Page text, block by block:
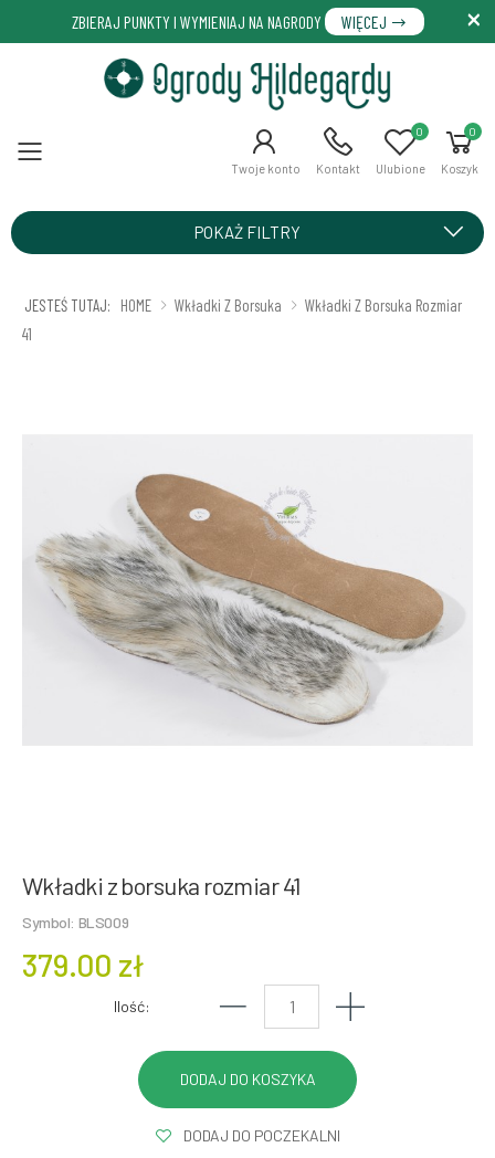
ZBIERAJ PUNKTY I WYMIENIAJ NA NAGRODY WIĘCEJ
Menu Twoje konto Kontakt Ulubione
0 0
Koszyk
POKAŻ FILTRY
JESTEŚ TUTAJ: HOME Wkładki Z Borsuka
Wkładki Z Borsuka Rozmiar
41
Wkładki z borsuka rozmiar 41
Symbol: BLS009
379.00 zł
Ilość:
DODAJ DO POCZEKALNI